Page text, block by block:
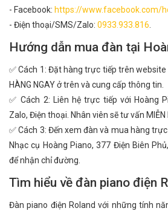
- Facebook: https://www.facebook.com/
- Điện thoại/SMS/Zalo: 0933.933.816
Hướng dẫn mua đàn tại
✅ Cách 1: Đặt hàng trực tiếp trên
HÀNG NGAY ở trên và cung cấp thông tin.
✅ Cách 2: Liên hệ trực tiếp với Hoàng
Zalo, Điện thoại. Nhân viên sẽ tư vấn MIỄN
✅ Cách 3: Đến xem đàn và mua hàng
Nhạc cụ Hoàng Piano, 377 Điện Biên Phủ,
để nhận chỉ đường.
Tìm hiểu về đàn piano điện
Đàn piano điện Roland với những tính